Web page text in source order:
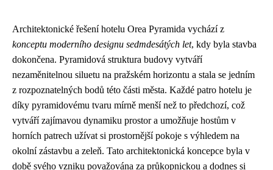
Architektonické řešení hotelu Orea Pyramida vychází z
konceptu moderního designu sedmdesátých let, kdy byla stavba
dokončena. Pyramidová struktura budovy vytváří
nezaměnitelnou siluetu na pražském horizontu a stala se jedním
z rozpoznatelných bodů této části města. Každé patro hotelu je
díky pyramidovému tvaru mírně menší než to předchozí, což
vytváří zajímavou dynamiku prostor a umožňuje hostům v
horních patrech užívat si prostornější pokoje s výhledem na
okolní zástavbu a zeleň. Tato architektonická koncepce byla v
době svého vzniku považována za průkopnickou a dodnes si